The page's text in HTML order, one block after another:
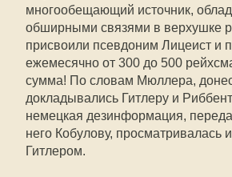
многообещающий источник,
обширными связями в верхушке
присвоили псевдоним Лицеист и
ежемесячно от 300 до 500
сумма! По словам Мюллера,
докладывались Гитлеру и
немецкая дезинформация,
него Кобулову, просматривалась
Гитлером.